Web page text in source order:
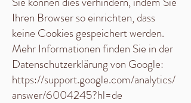
Ihren Browser so einrichten, dass
keine Cookies gespeichert werden.
Mehr Informationen finden Sie in der
Datenschutzerklärung von Google:
https://support.google.com/analytics/
answer/6004245?hl=de